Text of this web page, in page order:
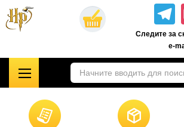
Перейти
Следите за
e-
Комплекты книг о Гарри Поттере